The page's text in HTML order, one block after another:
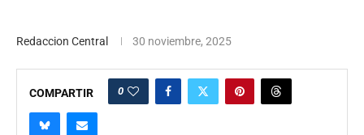
Redaccion Central 30 noviembre, 2025
COMPARTIR 0